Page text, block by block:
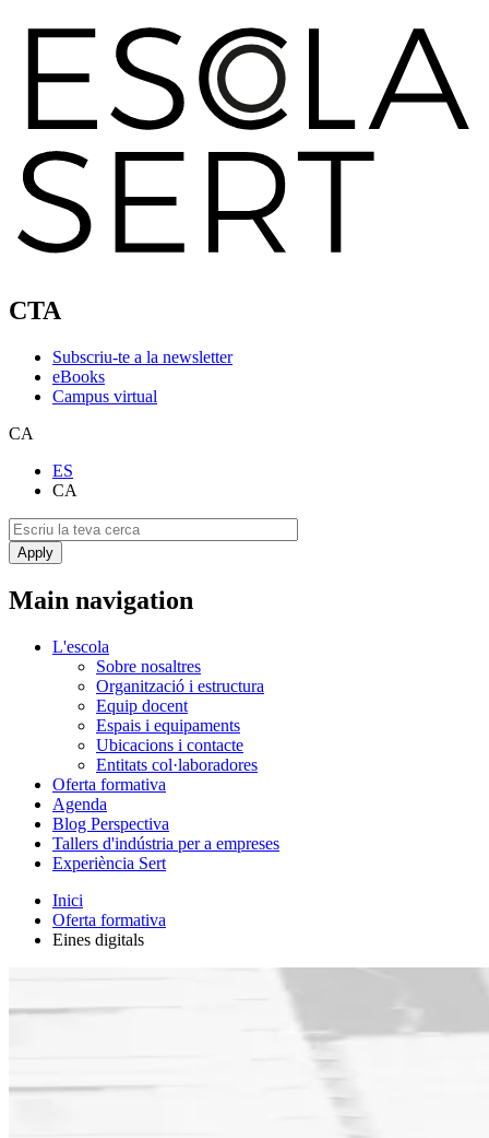
CTA
Subscriu-te a la newsletter
eBooks
Campus virtual
CA
ES
CA
Main navigation
L'escola
Sobre nosaltres
Organització i estructura
Equip docent
Espais i equipaments
Ubicacions i contacte
Entitats col·laboradores
Oferta formativa
Agenda
Blog Perspectiva
Tallers d'indústria per a empreses
Experiència Sert
Inici
Oferta formativa
Eines digitals